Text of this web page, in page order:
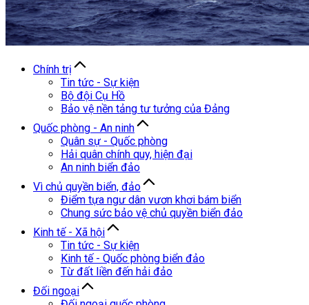
Chính trị
Tin tức - Sự kiện
Bộ đội Cụ Hồ
Bảo vệ nền tảng tư tưởng của Đảng
Quốc phòng - An ninh
Quân sự - Quốc phòng
Hải quân chính quy, hiện đại
An ninh biển đảo
Vì chủ quyền biển, đảo
Điểm tựa ngư dân vươn khơi bám biển
Chung sức bảo vệ chủ quyền biển đảo
Kinh tế - Xã hội
Tin tức - Sự kiện
Kinh tế - Quốc phòng biển đảo
Từ đất liền đến hải đảo
Đối ngoại